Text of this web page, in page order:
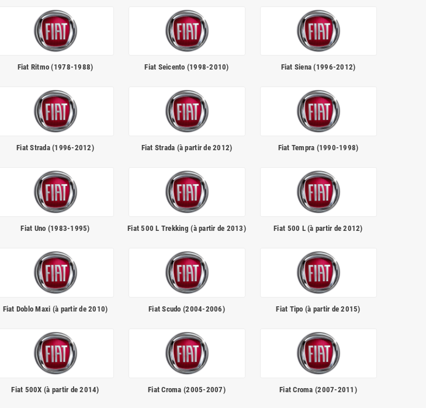
Fiat Ritmo (1978-1988) Fiat Seicento (1998-2010) Fiat Siena (1996-2012)
Fiat Strada (1996-2012) Fiat Strada (à partir de 2012) Fiat Tempra (1990-1998)
Fiat Uno (1983-1995) Fiat 500 L Trekking (à partir de 2013) Fiat 500 L (à partir de 2012)
Fiat Doblo Maxi (à partir de 2010) Fiat Scudo (2004-2006) Fiat Tipo (à partir de 2015)
Fiat 500X (à partir de 2014) Fiat Croma (2005-2007) Fiat Croma (2007-2011)